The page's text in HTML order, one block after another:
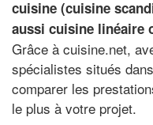
cuisine (cuisine
aussi cuisine linéaire
Grâce à cuisine.net,
spécialistes situés
comparer les
le plus à votre projet.